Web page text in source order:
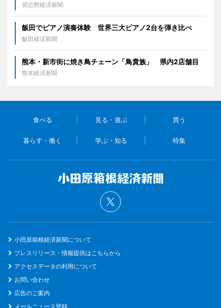
習志野経済新聞
飯田でピアノ演奏体験 世界三大ピアノ2台を弾き比べ
飯田経済新聞
熊本・新市街に焼き鳥チェーン「鳥貴族」 県内2店舗目
熊本経済新聞
食べる 見る・遊ぶ 買う
暮らす・働く 学ぶ・知る 特集
小田原箱根経済新聞について
プレスリリース・情報提供はこちらから
アクセスデータの利用について
お問い合わせ
広告のご案内
メールニュース登録